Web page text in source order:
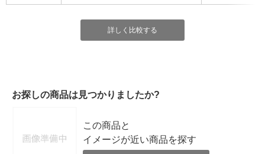
詳しく比較する
お探しの商品は見つかりましたか?
この商品と
イメージが近い商品を探す